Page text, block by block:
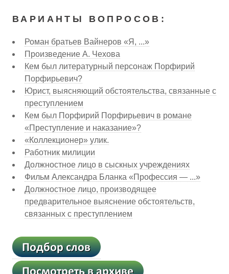
ВАРИАНТЫ ВОПРОСОВ:
Роман братьев Вайнеров «Я, ...»
Произведение А. Чехова
Кем был литературный персонаж Порфирий
Порфирьевич?
Юрист, выясняющий обстоятельства, связанные с
преступлением
Кем был Порфирий Порфирьевич в романе
«Преступление и наказание»?
«Коллекционер» улик.
Работник милиции
Должностное лицо в сыскных учреждениях
Фильм Александра Бланка «Профессия — ...»
Должностное лицо, производящее
предварительное выяснение обстоятельств,
связанных с преступлением